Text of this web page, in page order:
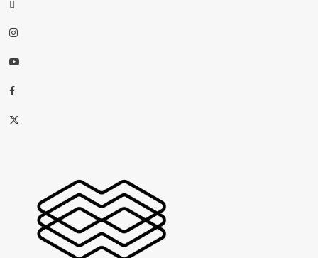
Instagram
Youtube
Facebook
X